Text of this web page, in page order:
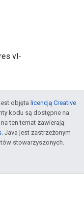
vl-
objęta licencją Creative
kodu są dostępne na
ten temat zawierają
. Java jest zastrzeżonym
stowarzyszonych.